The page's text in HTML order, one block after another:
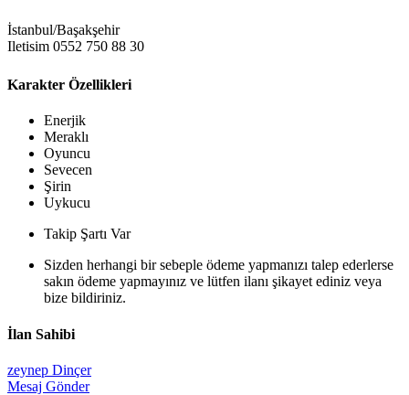
İstanbul/Başakşehir
Iletisim 0552 750 88 30
Karakter Özellikleri
Enerjik
Meraklı
Oyuncu
Sevecen
Şirin
Uykucu
Takip Şartı Var
Sizden herhangi bir sebeple ödeme yapmanızı talep ederlerse
sakın ödeme yapmayınız ve lütfen ilanı şikayet ediniz veya
bize bildiriniz.
İlan Sahibi
zeynep Dinçer
Mesaj Gönder